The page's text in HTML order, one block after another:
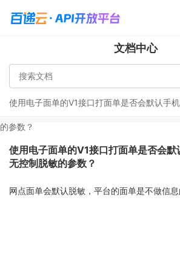
文档中心
使用电子面单的V1接口打面单是否会默认手
的参数？
使用电子面单的V1接口打面单是否会
无控制脱敏的参数？
网点面单会默认脱敏，平台的面单是不做信